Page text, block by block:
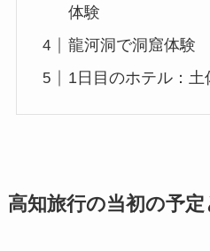
体験
龍河洞で洞窟体験
1日目のホテル：
高知旅行の当初の予